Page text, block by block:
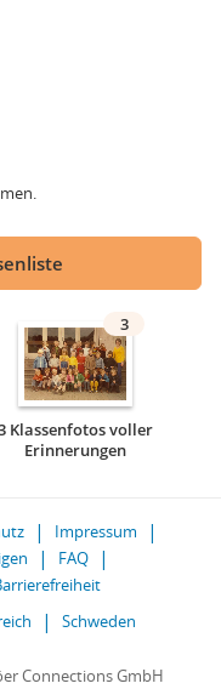
3
Klassenfotos voller
Erinnerungen
Impressum
FAQ
Schweden
Connections GmbH